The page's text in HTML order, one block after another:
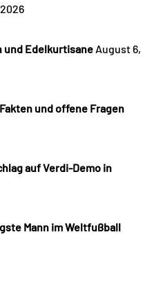
und Edelkurtisane August 6,
und offene Fragen
auf Verdi-Demo in
Mann im Weltfußball